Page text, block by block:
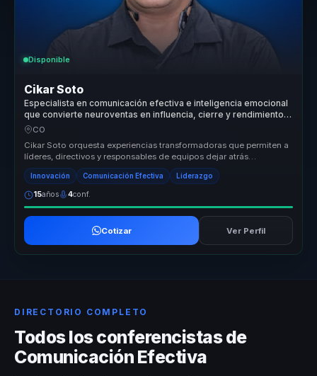
Disponible
Cikar Soto
Especialista en comunicación efectiva e inteligencia emocional
que convierte neuroventas en influencia, cierre y rendimiento
para equipos comerciales.
CO
Cikar Soto orquesta experiencias transformadoras que permiten a
líderes, directivos y responsables de equipos dejar atrás
estructuras des...
Innovación Comunicación Efectiva Liderazgo
15años 4conf.
Cotizar Ver Perfil
DIRECTORIO COMPLETO
Todos los conferencistas de
Comunicación Efectiva